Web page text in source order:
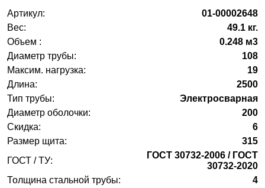
Артикул:
01-00002648
Вес:
49.1 кг.
Объем :
0.248 м3
Диаметр трубы:
108
Максим. нагрузка:
19
Длина:
2500
Тип трубы:
Электросварная
Диаметр оболочки:
200
Скидка:
6
Размер щита:
315
ГОСТ / ТУ:
ГОСТ 30732-2006 / ГОСТ
30732-2020
Толщина стальной трубы:
4